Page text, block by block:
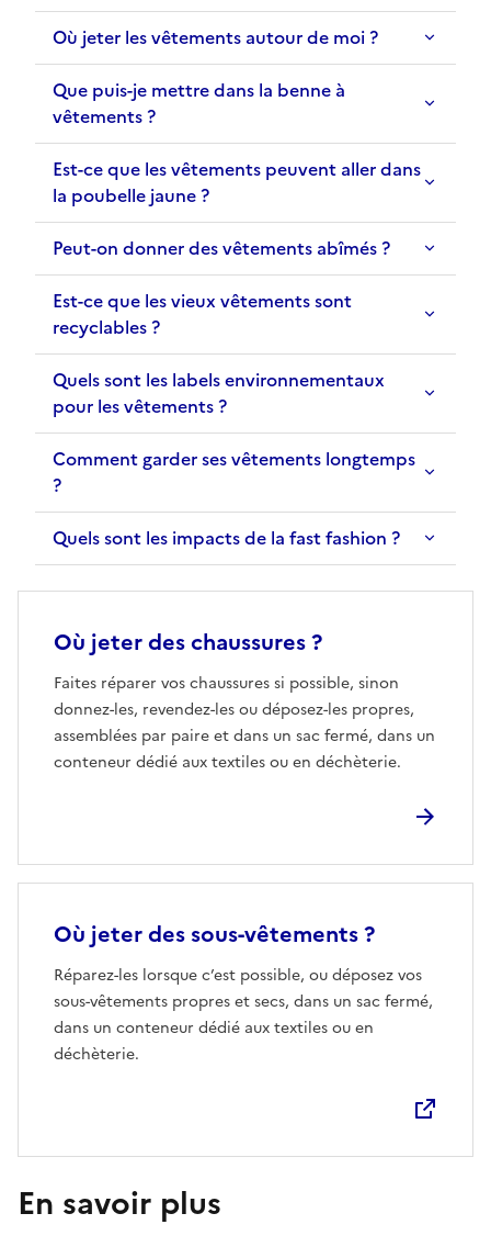
Où jeter les vêtements autour de moi ?
Que puis-je mettre dans la benne à
vêtements ?
Est-ce que les vêtements peuvent aller dans
la poubelle jaune ?
Peut-on donner des vêtements abîmés ?
Est-ce que les vieux vêtements sont
recyclables ?
Quels sont les labels environnementaux
pour les vêtements ?
Comment garder ses vêtements longtemps
?
Quels sont les impacts de la fast fashion ?
Où jeter des chaussures ?
Faites réparer vos chaussures si possible, sinon
donnez-les, revendez-les ou déposez-les propres,
assemblées par paire et dans un sac fermé, dans un
conteneur dédié aux textiles ou en déchèterie.
Où jeter des sous-vêtements ?
Ouvre une nouvelle fenêtre
Réparez-les lorsque c’est possible, ou déposez vos
sous-vêtements propres et secs, dans un sac fermé,
dans un conteneur dédié aux textiles ou en
déchèterie.
En savoir plus